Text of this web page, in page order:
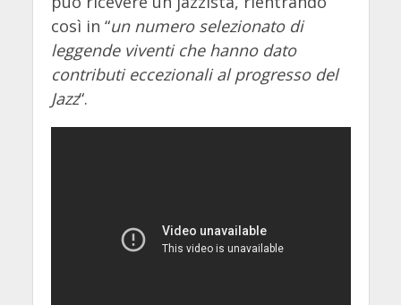
così in “un numero selezionato di
leggende viventi che hanno dato
contributi eccezionali al progresso del
Jazz“.